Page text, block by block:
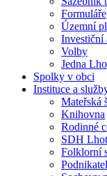
Formuláře
Územní
Investiční
Volby
Jedna
Spolky v obci
Instituce a
Mateřská
Knihovna
Rodinné
SDH
Folklorní